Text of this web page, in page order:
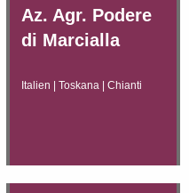
Az. Agr. Podere
di Marcialla
Italien | Toskana | Chianti